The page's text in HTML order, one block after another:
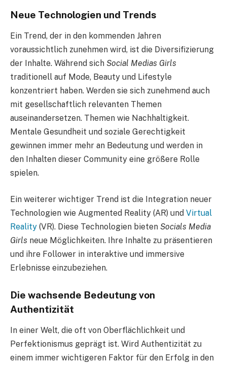
Neue Technologien und Trends
Ein Trend, der in den kommenden Jahren
voraussichtlich zunehmen wird, ist die Diversifizierung
der Inhalte. Während sich Social Medias Girls
traditionell auf Mode, Beauty und Lifestyle
konzentriert haben. Werden sie sich zunehmend auch
mit gesellschaftlich relevanten Themen
auseinandersetzen. Themen wie Nachhaltigkeit.
Mentale Gesundheit und soziale Gerechtigkeit
gewinnen immer mehr an Bedeutung und werden in
den Inhalten dieser Community eine größere Rolle
spielen.
Ein weiterer wichtiger Trend ist die Integration neuer
Technologien wie Augmented Reality (AR) und Virtual
Reality (VR). Diese Technologien bieten Socials Media
Girls neue Möglichkeiten. Ihre Inhalte zu präsentieren
und ihre Follower in interaktive und immersive
Erlebnisse einzubeziehen.
Die wachsende Bedeutung von
Authentizität
In einer Welt, die oft von Oberflächlichkeit und
Perfektionismus geprägt ist. Wird Authentizität zu
einem immer wichtigeren Faktor für den Erfolg in den